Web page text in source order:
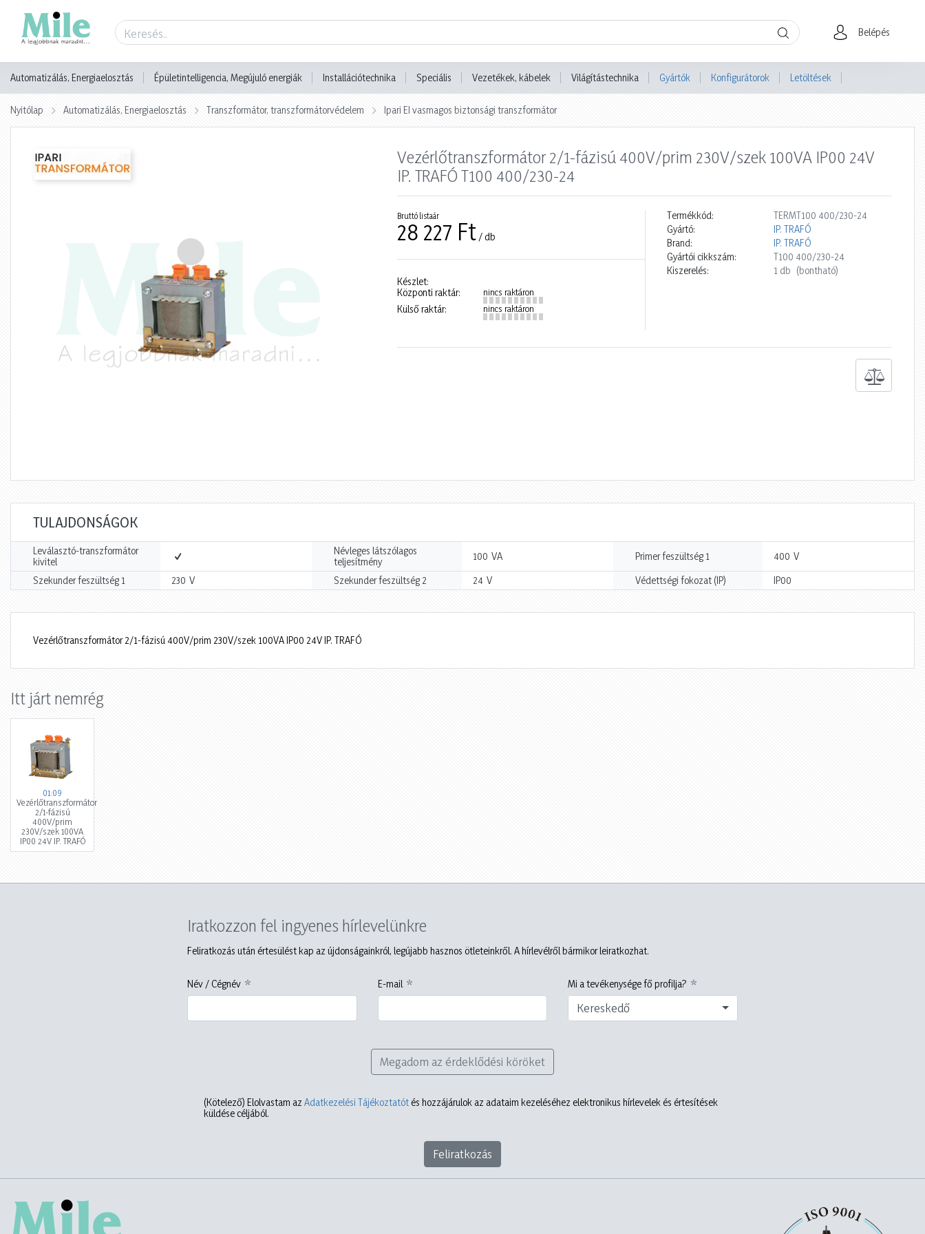
Belépés
Automatizálás, Energiaelosztás Épületintelligencia, Megújuló energiák Installációtechnika Speciális Vezetékek, kábelek Világítástechnika Gyártók Konfigurátorok Letöltések
Nyitólap Automatizálás, Energiaelosztás Transzformátor, transzformátorvédelem Ipari EI vasmagos biztonsági transzformátor
Vezérlőtranszformátor 2/1-fázisú 400V/prim 230V/szek 100VA IP00 24V
IP. TRAFÓ T100 400/230-24
Bruttó listaár
28 227 Ft / db
Készlet:
Központi raktár:
nincs raktáron
Külső raktár: nincs raktáron
Termékkód:
TERMT100 400/230-24
Gyártó:
IP. TRAFÓ
Brand:
IP. TRAFÓ
Gyártói cikkszám:
T100 400/230-24
Kiszerelés:
1 db (bontható)
TULAJDONSÁGOK
Leválasztó-transzformátor
kivitel
Névleges látszólagos
teljesítmény
100 VA Primer feszültség 1 400 V
Szekunder feszültség 1 230 V Szekunder feszültség 2 24 V Védettségi fokozat (IP) IP00
Vezérlőtranszformátor 2/1-fázisú 400V/prim 230V/szek 100VA IP00 24V IP. TRAFÓ
Itt járt nemrég
01:09
Vezérlőtranszformátor
2/1-fázisú
400V/prim
230V/szek 100VA
IP00 24V IP. TRAFÓ
Iratkozzon fel ingyenes hírlevelünkre
Feliratkozás után értesülést kap az újdonságainkról, legújabb hasznos ötleteinkről. A hírlevélről bármikor leiratkozhat.
Név / Cégnév E-mail Mi a tevékenysége fő profilja?
Kereskedő
Megadom az érdeklődési köröket
(Kötelező) Elolvastam az Adatkezelési Tájékoztatót és hozzájárulok az adataim kezeléséhez elektronikus hírlevelek és értesítések
küldése céljából.
Feliratkozás
Termék adatlap